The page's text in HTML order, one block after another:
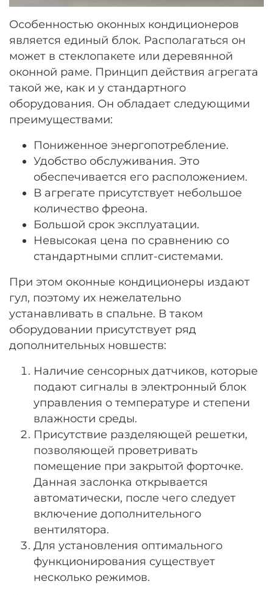
Особенностью оконных кондиционеров
является единый блок. Располагаться он
может в стеклопакете или деревянной
оконной раме. Принцип действия агрегата
такой же, как и у стандартного
оборудования. Он обладает следующими
преимуществами:
Пониженное энергопотребление.
Удобство обслуживания. Это
обеспечивается его расположением.
В агрегате присутствует небольшое
количество фреона.
Большой срок эксплуатации.
Невысокая цена по сравнению со
стандартными сплит-системами.
При этом оконные кондиционеры издают
гул, поэтому их нежелательно
устанавливать в спальне. В таком
оборудовании присутствует ряд
дополнительных новшеств:
Наличие сенсорных датчиков, которые
подают сигналы в электронный блок
управления о температуре и степени
влажности среды.
Присутствие разделяющей решетки,
позволяющей проветривать
помещение при закрытой форточке.
Данная заслонка открывается
автоматически, после чего следует
включение дополнительного
вентилятора.
Для установления оптимального
функционирования существует
несколько режимов.